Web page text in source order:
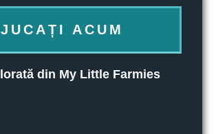
JUCAȚI ACUM
din My Little Farmies